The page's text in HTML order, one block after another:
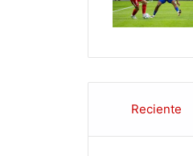
Reciente